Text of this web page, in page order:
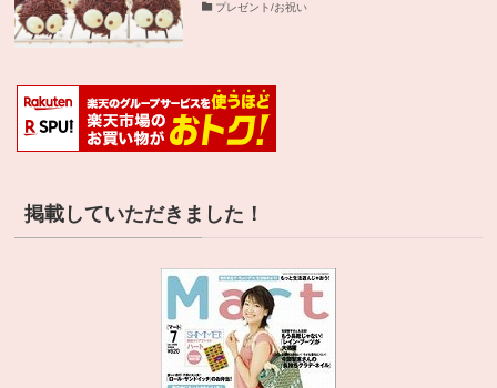
プレゼント/お祝い
掲載していただきました！